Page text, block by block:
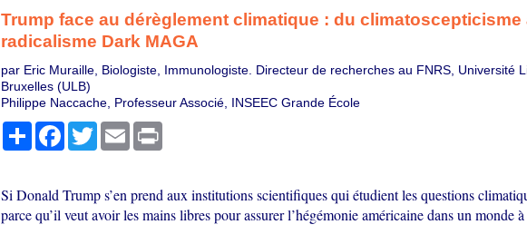
Trump face au dérèglement climatique : du climatoscepticisme
radicalisme Dark MAGA
par Eric Muraille, Biologiste, Immunologiste. Directeur de recherches au FNRS, Université
Bruxelles (ULB)
Philippe Naccache, Professeur Associé, INSEEC Grande École
PartagerFacebook
TwitterEmail Print
Si Donald Trump s’en prend aux institutions scientifiques qui étudient les questions
parce qu’il veut avoir les mains libres pour assurer l’hégémonie américaine dans un monde